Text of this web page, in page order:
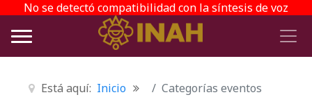
No se detectó compatibilidad con la síntesis de voz
Está aquí: Inicio Categorías eventos